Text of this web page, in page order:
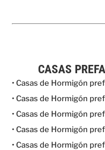
CASAS
• Casas de Hormigón
• Casas de Hormigón
• Casas de Hormigón
• Casas de Hormigón
• Casas de Hormigón